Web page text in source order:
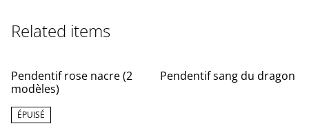
Related items
Pendentif rose nacre (2
modèles)
ÉPUISÉ
Pendentif sang du dragon